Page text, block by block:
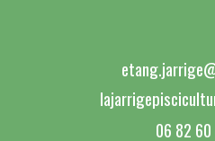
06 82 60